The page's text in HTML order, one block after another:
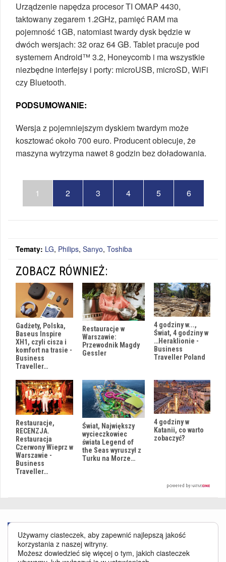
Urządzenie napędza procesor TI OMAP 4430,
taktowany zegarem 1.2GHz, pamięć RAM ma
pojemność 1GB, natomiast twardy dysk będzie w
dwóch wersjach: 32 oraz 64 GB. Tablet pracuje pod
systemem Android™ 3.2, Honeycomb i ma wszystkie
niezbędne interfejsy i porty: microUSB, microSD, WiFi
czy Bluetooth.
PODSUMOWANIE:
Wersja z pojemniejszym dyskiem twardym może
kosztować około 700 euro. Producent obiecuje, że
maszyna wytrzyma nawet 8 godzin bez doładowania.
1 2 3 4 5 6
Tematy: LG, Philips, Sanyo, Toshiba
ZOBACZ RÓWNIEŻ:
Gadżety, Polska,
Baseus Inspire
XH1, czyli cisza i
komfort na trasie -
Business
Traveller…
Restauracje w
Warszawie:
Przewodnik Magdy
Gessler
4 godziny w...,
Świat, 4 godziny w
…Heraklionie -
Business
Traveller Poland
Restauracje,
RECENZJA.
Restauracja
Czerwony Wieprz w
Warszawie -
Business
Traveller…
Świat, Największy
wycieczkowiec
świata Legend of
the Seas wyruszył z
Turku na Morze…
4 godziny w
Katanii, co warto
zobaczyć?
Używamy ciasteczek, aby zapewnić najlepszą jakość
korzystania z naszej witryny.
Możesz dowiedzieć się więcej o tym, jakich ciasteczek